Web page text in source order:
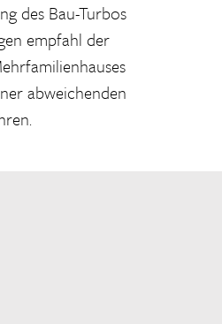
des Bau-Turbos
empfahl der
abweichenden